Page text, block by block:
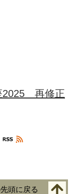
2025 再修正
頭に戻る